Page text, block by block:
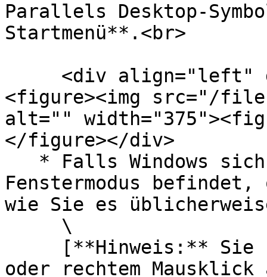
Parallels Desktop-
Startmenü**.<br>
<figure><img src="/files/
alt=""
</figure></div>
Fenstermodus
wie Sie es
oder rechtem